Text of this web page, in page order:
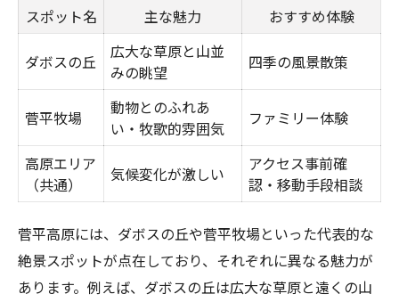
スポット名 主な魅力 おすすめ体験
ダボスの丘
広大な草原と山並
みの眺望
四季の風景散策
菅平牧場
動物とのふれあ
い・牧歌的雰囲気
ファミリー体験
高原エリア
（共通）
気候変化が激しい
アクセス事前確
認・移動手段相談
菅平高原には、ダボスの丘や菅平牧場といった代表的な
絶景スポットが点在しており、それぞれに異なる魅力が
あります。例えば、ダボスの丘は広大な草原と遠くの山